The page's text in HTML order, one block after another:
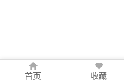
首页 收藏